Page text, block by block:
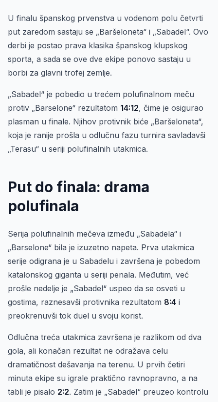
U finalu španskog prvenstva u vodenom polu četvrti
put zaredom sastaju se „Baršeloneta“ i „Sabadel“. Ovo
derbi je postao prava klasika španskog klupskog
sporta, a sada se ove dve ekipe ponovo sastaju u
borbi za glavni trofej zemlje.
„Sabadel“ je pobedio u trećem polufinalnom meču
protiv „Barselone“ rezultatom 14:12, čime je osigurao
plasman u finale. Njihov protivnik biće „Baršeloneta“,
koja je ranije prošla u odlučnu fazu turnira savladavši
„Terasu“ u seriji polufinalnih utakmica.
Put do finala: drama
polufinala
Serija polufinalnih mečeva između „Sabadela“ i
„Barselone“ bila je izuzetno napeta. Prva utakmica
serije odigrana je u Sabadelu i završena je pobedom
katalonskog giganta u seriji penala. Međutim, već
prošle nedelje je „Sabadel“ uspeo da se osveti u
gostima, raznesavši protivnika rezultatom 8:4 i
preokrenuvši tok duel u svoju korist.
Odlučna treća utakmica završena je razlikom od dva
gola, ali konačan rezultat ne odražava celu
dramatičnost dešavanja na terenu. U prvih četiri
minuta ekipe su igrale praktično ravnopravno, a na
tabli je pisalo 2:2. Zatim je „Sabadel“ preuzeo kontrolu